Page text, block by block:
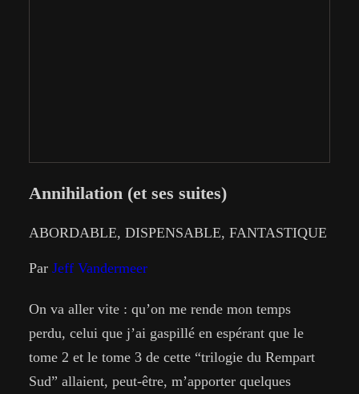
Annihilation (et ses suites)
ABORDABLE, DISPENSABLE, FANTASTIQUE
Par Jeff Vandermeer
On va aller vite : qu’on me rende mon temps
perdu, celui que j’ai gaspillé en espérant que le
tome 2 et le tome 3 de cette “trilogie du Rempart
Sud” allaient, peut-être, m’apporter quelques